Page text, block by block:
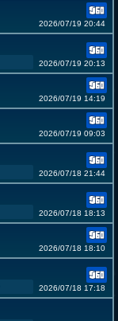
2026/07/19 20:44
2026/07/19 20:13
2026/07/19 14:19
2026/07/19 09:03
2026/07/18 21:44
2026/07/18 18:13
2026/07/18 18:10
2026/07/18 17:18